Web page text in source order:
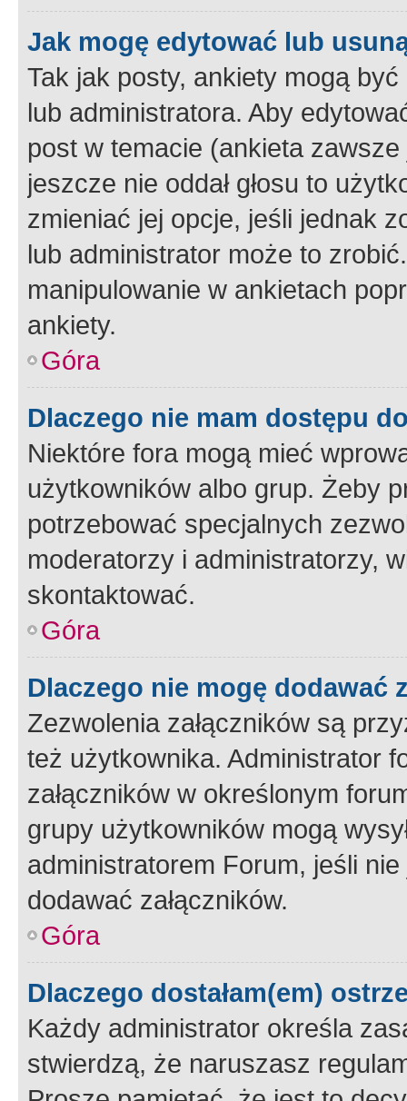
Jak mogę edytować lub
Tak jak posty, ankiety mogą
lub administratora. Aby
post w temacie (ankieta
jeszcze nie oddał głosu to
zmieniać jej opcje, jeśli jednak
lub administrator może to
manipulowanie w ankietach
ankiety.
Góra
Dlaczego nie mam dostępu
Niektóre fora mogą mieć
użytkowników albo grup. Żeby
potrzebować specjalnych
moderatorzy i administratorzy,
skontaktować.
Góra
Dlaczego nie mogę dodawać
Zezwolenia załączników są
też użytkownika. Administrator
załączników w określonym
grupy użytkowników mogą
administratorem Forum, jeśli
dodawać załączników.
Góra
Dlaczego dostałam(em)
Każdy administrator określa
stwierdzą, że naruszasz